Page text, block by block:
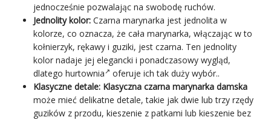
jednocześnie pozwalając na swobodę ruchów.
Jednolity kolor: Czarna marynarka jest jednolita w
kolorze, co oznacza, że cała marynarka, włączając w to
kołnierzyk, rękawy i guziki, jest czarna. Ten jednolity
kolor nadaje jej elegancki i ponadczasowy wygląd,
dlatego hurtownia
oferuje ich tak duży wybór..
Klasyczne detale: Klasyczna czarna marynarka damska
może mieć delikatne detale, takie jak dwie lub trzy rzędy
guzików z przodu, kieszenie z patkami lub kieszenie bez